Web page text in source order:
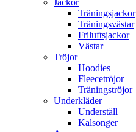
Jackor
Träningsjackor
Träningsvästar
Friluftsjackor
Västar
Tröjor
Hoodies
Fleecetröjor
Träningströjor
Underkläder
Underställ
Kalsonger